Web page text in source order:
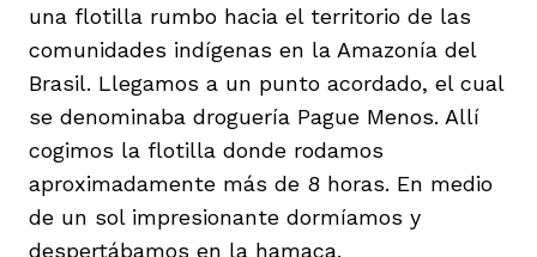
una flotilla rumbo hacia el territorio de las
comunidades indígenas en la Amazonía del
Brasil. Llegamos a un punto acordado, el cual
se denominaba droguería Pague Menos. Allí
cogimos la flotilla donde rodamos
aproximadamente más de 8 horas. En medio
de un sol impresionante dormíamos y
despertábamos en la hamaca.